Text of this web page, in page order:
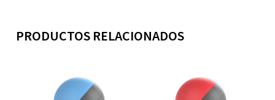
PRODUCTOS RELACIONADOS